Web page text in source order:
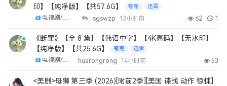
印】【纯净版】【共57.6G】
夸克 迅雷
电视剧/剧集 sgswzp 13小时前 62 1
《断罪》【全 8 集】【韩语中字】【4K高码】【无水印】
【纯净版】【共25.6G】
夸克 迅雷
电视剧/剧集 huarongrong 14小时前 53
<美剧>母狮 第三季 (2026)[附前2季][美国 谍战 动作 惊悚]